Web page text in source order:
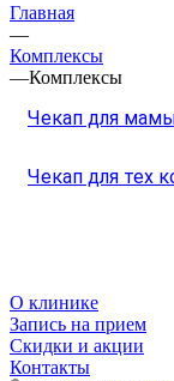
Главная
—
Комплексы
—Комплексы
Чекап для
Чекап для тех
О клинике
Запись на прием
Скидки и акции
Контакты